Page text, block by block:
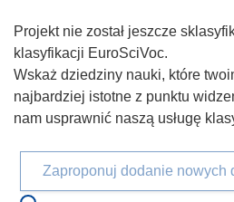
Projekt nie został jeszcze
klasyfikacji EuroSciVoc.
Wskaż dziedziny nauki, które
najbardziej istotne z punktu
nam usprawnić naszą usługę
Zaproponuj dodanie nowych